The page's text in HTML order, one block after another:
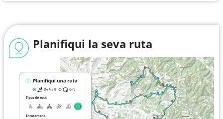
Planifiqui la seva ruta